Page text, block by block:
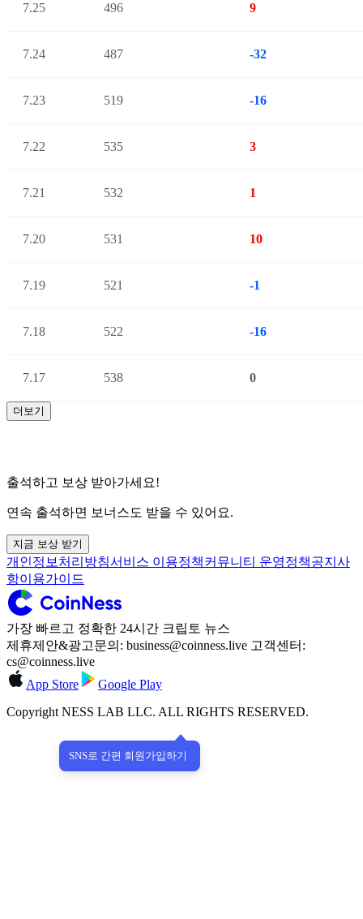
SNS로 간편 회원가입하기
7.25 496 9
7.24 487 -32
7.23 519 -16
7.22 535 3
7.21 532 1
7.20 531 10
7.19 521 -1
7.18 522 -16
7.17 538 0
더보기
출석하고 보상 받아가세요!
연속 출석하면 보너스도 받을 수 있어요.
지금 보상 받기
개인정보처리방침서비스 이용정책커뮤니티 운영정책공지사
항이용가이드
가장 빠르고 정확한 24시간 크립토 뉴스
제휴제안&광고문의: business@coinness.live 고객센터:
cs@coinness.live
App Store
Google Play
Copyright NESS LAB LLC. ALL RIGHTS RESERVED.